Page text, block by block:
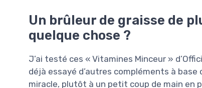
Un brûleur de graisse de
quelque chose ?
J’ai testé ces « Vitamines Minceur »
déjà essayé d’autres compléments à
miracle, plutôt à un petit coup de main en